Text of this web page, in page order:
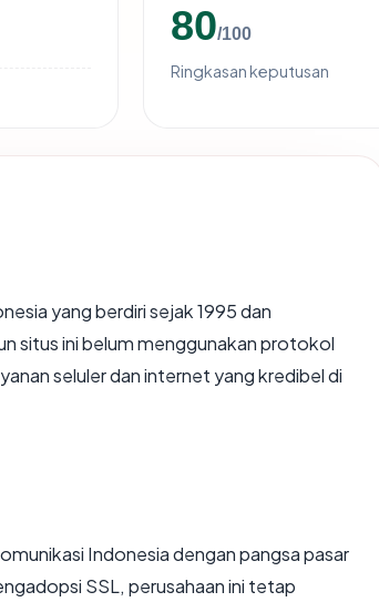
80/100
Ringkasan keputusan
yang berdiri sejak 1995 dan
situs ini belum menggunakan protokol
seluler dan internet yang kredibel di
Indonesia dengan pangsa pasar
SSL, perusahaan ini tetap